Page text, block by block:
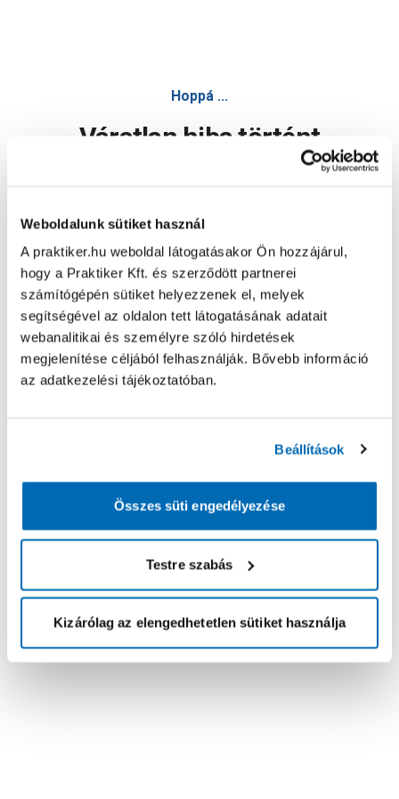
Weboldalunk sütiket használ
A praktiker.hu weboldal látogatásakor Ön hozzájárul,
hogy a Praktiker Kft. és szerződött partnerei
számítógépén sütiket helyezzenek el, melyek
segítségével az oldalon tett látogatásának adatait
webanalitikai és személyre szóló hirdetések
megjelenítése céljából felhasználják. Bővebb információ
az adatkezelési tájékoztatóban.
Beállítások
Összes süti engedélyezése
Testre szabás
Kizárólag az elengedhetetlen sütiket használja
Hoppá ...
Váratlan hiba történt
Oldal újratöltése